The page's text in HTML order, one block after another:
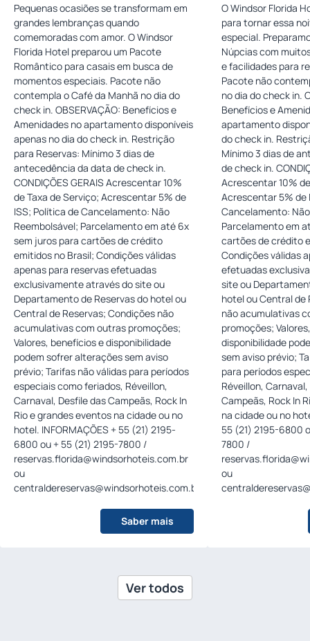
Pequenas ocasiões se transformam em
grandes lembranças quando
comemoradas com amor. O Windsor
Florida Hotel preparou um Pacote
Romântico para casais em busca de
momentos especiais. Pacote não
contempla o Café da Manhã no dia do
check in. OBSERVAÇÃO: Benefícios e
Amenidades no apartamento disponíveis
apenas no dia do check in. Restrição
para Reservas: Mínimo 3 dias de
antecedência da data de check in.
CONDIÇÕES GERAIS Acrescentar 10%
de Taxa de Serviço; Acrescentar 5% de
ISS; Política de Cancelamento: Não
Reembolsável; Parcelamento em até 6x
sem juros para cartões de crédito
emitidos no Brasil; Condições válidas
apenas para reservas efetuadas
exclusivamente através do site ou
Departamento de Reservas do hotel ou
Central de Reservas; Condições não
acumulativas com outras promoções;
Valores, benefícios e disponibilidade
podem sofrer alterações sem aviso
prévio; Tarifas não válidas para períodos
especiais como feriados, Réveillon,
Carnaval, Desfile das Campeãs, Rock In
Rio e grandes eventos na cidade ou no
hotel. INFORMAÇÕES + 55 (21) 2195-
6800 ou + 55 (21) 2195-7800 /
reservas.florida@windsorhoteis.com.br
ou
centraldereservas@windsorhoteis.com.br
Saber mais
O Windsor Florida
para tornar essa
especial.
Núpcias com
e facilidades para
Pacote não
no dia do check in. OBSERVAÇÃO:
Benefícios e
apartamento
do check in. Restrição para Reservas:
Mínimo 3 dias de
de check in. CONDIÇÕES GERAIS
Acrescentar 10%
Acrescentar 5% de
Cancelamento:
Parcelamento em
cartões de crédito
Condições válidas
efetuadas
site ou
hotel ou Central de
não acumulativas
promoções;
disponibilidade
sem aviso prévio;
para períodos
Réveillon,
Campeãs, Rock In
na cidade ou no hotel.
55 (21) 2195-6800
7800 /
ou
Ver todos